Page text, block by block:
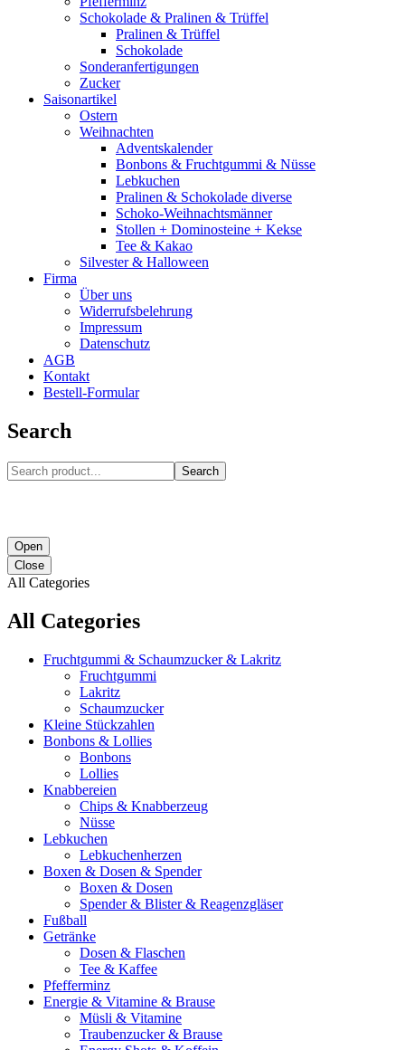
Schokolade & Pralinen & Trüffel
Pralinen & Trüffel
Schokolade
Sonderanfertigungen
Zucker
Saisonartikel
Ostern
Weihnachten
Adventskalender
Bonbons & Fruchtgummi & Nüsse
Lebkuchen
Pralinen & Schokolade diverse
Schoko-Weihnachtsmänner
Stollen + Dominosteine + Kekse
Tee & Kakao
Silvester & Halloween
Firma
Über uns
Widerrufsbelehrung
Impressum
Datenschutz
AGB
Kontakt
Bestell-Formular
Search
Search
Open
Close
All Categories
All Categories
Fruchtgummi & Schaumzucker & Lakritz
Fruchtgummi
Lakritz
Schaumzucker
Kleine Stückzahlen
Bonbons & Lollies
Bonbons
Lollies
Knabbereien
Chips & Knabberzeug
Nüsse
Lebkuchen
Lebkuchenherzen
Boxen & Dosen & Spender
Boxen & Dosen
Spender & Blister & Reagenzgläser
Fußball
Getränke
Dosen & Flaschen
Tee & Kaffee
Pfefferminz
Energie & Vitamine & Brause
Müsli & Vitamine
Traubenzucker & Brause